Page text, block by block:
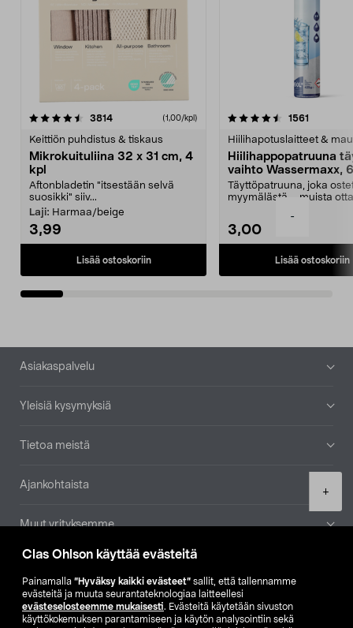
Clas Ohlson käyttää evästeitä
Painamalla ”Hyväksy kaikki evästeet” sallit, että tallennamme
evästeitä ja muuta seurantateknologiaa laitteellesi
evästeselosteemme mukaisesti. Evästeitä käytetään sivuston
käyttökokemuksen parantamiseen ja käytön analysointiin sekä
-
+
3814arvostelut (1,00/kpl)
Keittiön puhdistus & tiskaus
Mikrokuituliina 32 x 31 cm, 4
kpl
Aftonbladetin "itsestään selvä
suosikki" siiv...
Laji: Harmaa/beige
3,99
Lisää ostoskoriin
4.5viidestä
1561
Hiilihapotuslaitteet &
Hiilihappopatruuna
vaihto Wassermaxx,
Täyttöpatruuna, joka
myymälästä – muista
3,00
Lisää ostoskoriin
4.5viidestä
Alatunniste
Asiakaspalvelu
Yleisiä kysymyksiä
Tietoa meistä
Ajankohtaista
Muut yrityksemme
Etsi myymälä
SE NO FI